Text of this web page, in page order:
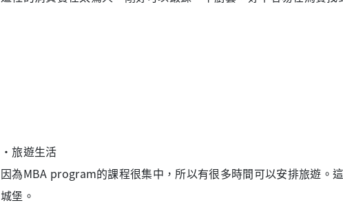
‧旅遊生活
因為MBA program的課程很集中，所以有很多時間可以安排旅遊
城堡。